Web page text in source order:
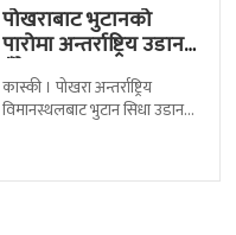
पोखराबाट भुटानको
पारोमा अन्तर्राष्ट्रिय उडान
हुँदै
कास्की । पोखरा अन्तर्राष्ट्रिय
विमानस्थलबाट भुटान सिधा उडान
लागेको हो